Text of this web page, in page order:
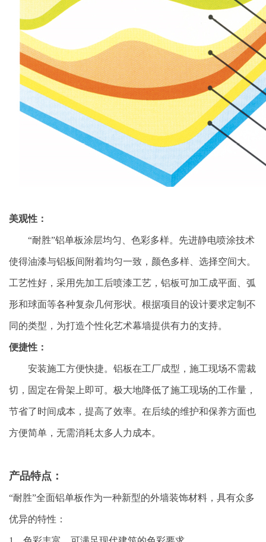
美观性：
“耐胜”铝单板涂层均匀、色彩多样。先进静电喷涂技术
使得油漆与铝板间附着均匀一致，颜色多样、选择空间大。
工艺性好，采用先加工后喷漆工艺，铝板可加工成平面、弧
形和球面等各种复杂几何形状。根据项目的设计要求定制不
同的类型，为打造个性化艺术幕墙提供有力的支持。
便捷性：
安装施工方便快捷。铝板在工厂成型，施工现场不需裁
切，固定在骨架上即可。极大地降低了施工现场的工作量，
节省了时间成本，提高了效率。在后续的维护和保养方面也
方便简单，无需消耗太多人力成本。
产品特点：
“耐胜”全面铝单板作为一种新型的外墙装饰材料，具有众多
优异的特性：